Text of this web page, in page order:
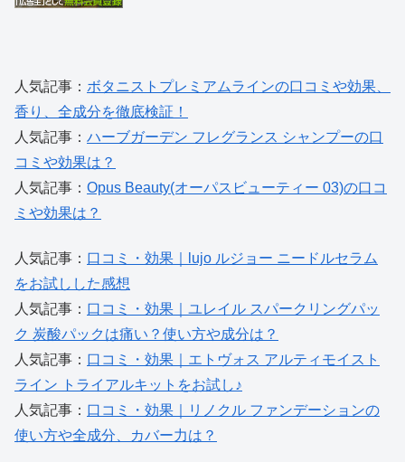
人気記事： ボタニストプレミアムラインの口コミや効果、
香り、全成分を徹底検証！
人気記事： ハーブガーデン フレグランス シャンプーの口
コミや効果は？
人気記事： Opus Beauty(オーパスビューティー 03)の口コ
ミや効果は？
人気記事： 口コミ・効果｜lujo ルジョー ニードルセラム
をお試しした感想
人気記事： 口コミ・効果｜ユレイル スパークリングパッ
ク 炭酸パックは痛い？使い方や成分は？
人気記事： 口コミ・効果｜エトヴォス アルティモイスト
ライン トライアルキットをお試し♪
人気記事： 口コミ・効果｜リノクル ファンデーションの
使い方や全成分、カバー力は？